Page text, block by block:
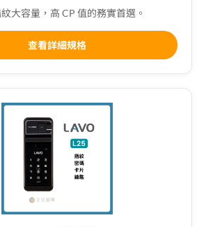
大容量，高 CP 值的務實首選。
查看詳細規格